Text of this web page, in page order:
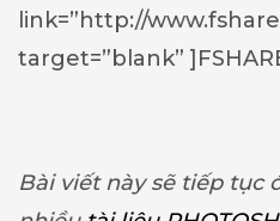
link=”http://
target=”blank”
Bài viết này sẽ tiếp tục